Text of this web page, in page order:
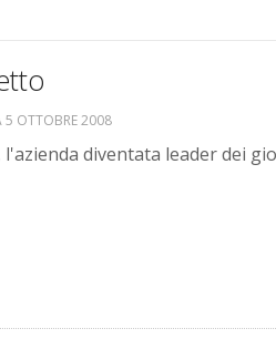
5 OTTOBRE 2008
diventata leader dei